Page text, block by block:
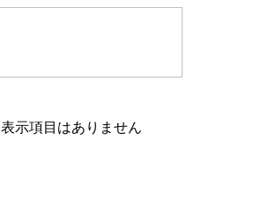
表示項目はありません